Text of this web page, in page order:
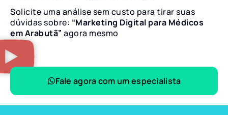
Solicite uma análise sem custo para tirar suas
dúvidas sobre: “Marketing Digital para Médicos
em Arabutã” agora mesmo
Fale agora com um especialista